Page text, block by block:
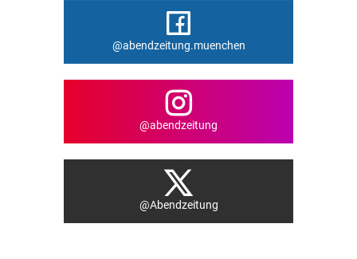
@abendzeitung.muenchen
@abendzeitung
@Abendzeitung